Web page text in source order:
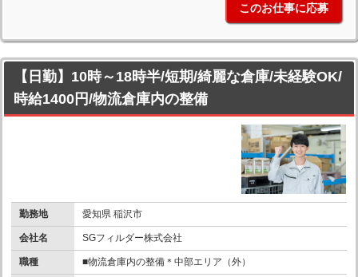
このお仕事に応募
【日勤】10時～18時半/短期/綺麗な倉庫/未経験OK/
時給1400円/物流倉庫内の整備
勤務地 愛知県 稲沢市
会社名 SGフィルダー株式会社
職種 ■物流倉庫内の整備＊中部エリア（外）